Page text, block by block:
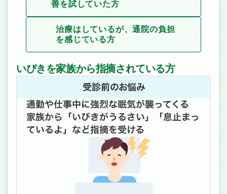
善を試していた方
治療はしているが、通院の負担
を感じている方
いびきを家族から指摘されている方
受診前のお悩み
通勤や仕事中に強烈な眠気が襲ってくる
家族から「いびきがうるさい」「息止まっ
ているよ」など指摘を受ける